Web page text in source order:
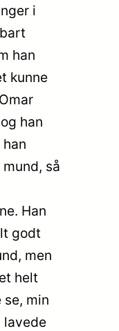
i
han
kunne
han
så
Han
godt
men
helt
min
lavede